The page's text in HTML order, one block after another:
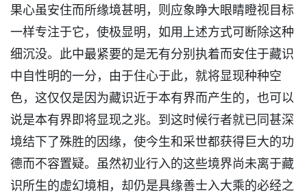
果心虽安住而所缘境甚明，则应象睁大眼睛瞪视目标
一样专注于它，使极显明，如用上述方式可断除这种
细沉没。此中最紧要的是无有分别执着而安住于藏识
中自性明的一分，由于住心于此，就将显现种种空
色，这仅仅是因为藏识近于本有界而产生的，也可以
说是本有界即将显现之兆。到这时候行者就已同甚深
境结下了殊胜的因缘，使今生和采世都获得巨大的功
德而不容置疑。虽然初业行入的这些境界尚未离于藏
识所生的虚幻境相，却仍是具缘善士入大乘的必经之